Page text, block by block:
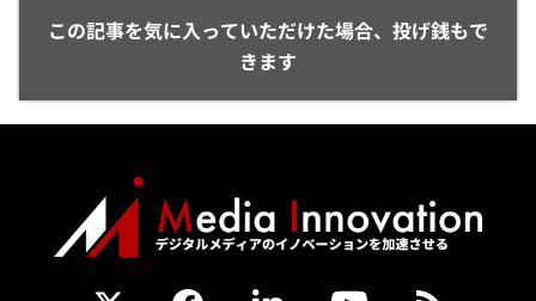
この記事を気に入っていただけた場合、投げ銭もで
きます